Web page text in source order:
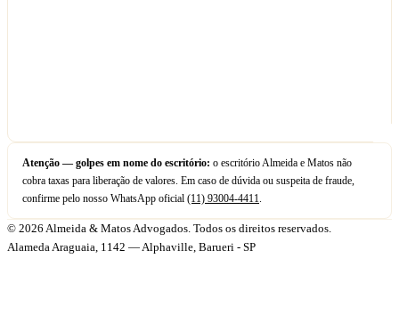
Atenção — golpes em nome do escritório: o escritório Almeida e Matos não
cobra taxas para liberação de valores. Em caso de dúvida ou suspeita de fraude,
confirme pelo nosso WhatsApp oficial (11) 93004-4411.
© 2026 Almeida & Matos Advogados. Todos os direitos reservados.
Alameda Araguaia, 1142 — Alphaville, Barueri - SP